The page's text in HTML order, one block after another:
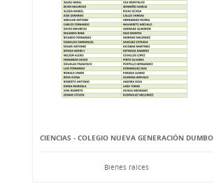
CIENCIAS - COLEGIO NUEVA GENERACIÓN DUMBO
Bienes raíces